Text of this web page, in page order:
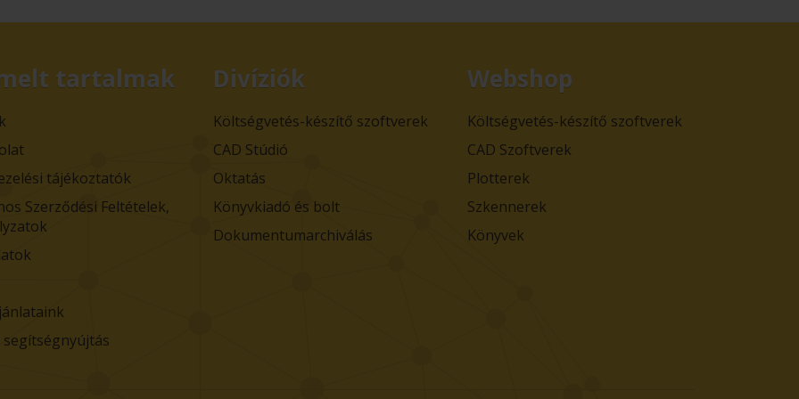
tartalmak
tájékoztatók
Szerződési Feltételek,
segítségnyújtás
Divíziók
Költségvetés-készítő szoftverek
CAD Stúdió
Oktatás
Könyvkiadó és bolt
Dokumentumarchiválás
Webshop
Költségvetés-készítő szoftverek
CAD Szoftverek
Plotterek
Szkennerek
Könyvek